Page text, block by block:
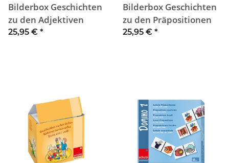
Bilderbox Geschichten
zu den Adjektiven
25,95 € *
Bilderbox Geschichten
zu den Präpositionen
25,95 € *